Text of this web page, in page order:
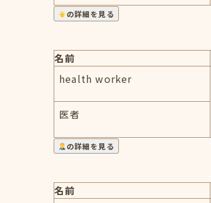
の詳細を見る
名前
health worker
医者
の詳細を見る
名前